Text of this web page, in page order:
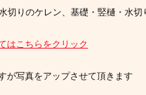
切りのケレン、基礎・竪樋・水
はこちらをクリック
が写真をアップさせて頂きます